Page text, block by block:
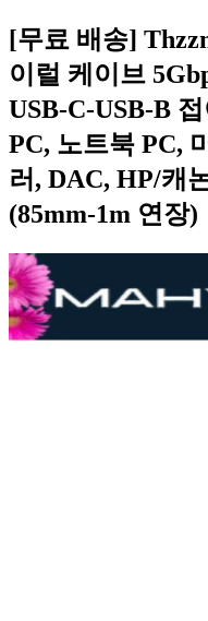
[무료 배송]
이럴 케이브
USB-C-USB-B
PC, 노트북 PC,
러, DAC, HP/캐
(85mm-1m 연장)